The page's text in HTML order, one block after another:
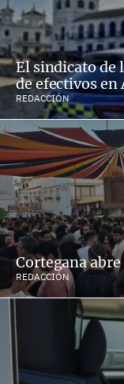
El sindicato de
de efectivos
REDACCIÓN
Cortegana
REDACCIÓN